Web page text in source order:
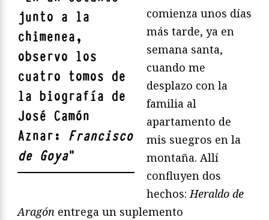
junto a la
chimenea,
observo los
cuatro tomos de
la biografía de
José Camón
Aznar: Francisco
de Goya"
comienza unos días
más tarde, ya en
semana santa,
cuando me
desplazo con la
familia al
apartamento de
mis suegros en la
montaña. Allí
confluyen dos
hechos:Heraldo de
Aragón entrega un suplemento